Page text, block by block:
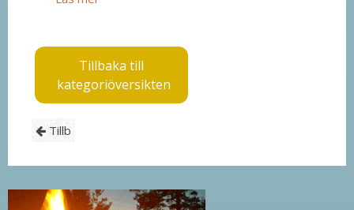
Tillbaka till
kategoriöversikten
Tillb